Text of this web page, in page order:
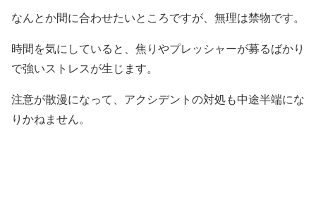
なんとか間に合わせたいところですが、無理は禁物です。
時間を気にしていると、焦りやプレッシャーが募るばかり
で強いストレスが生じます。
注意が散漫になって、アクシデントの対処も中途半端にな
りかねません。